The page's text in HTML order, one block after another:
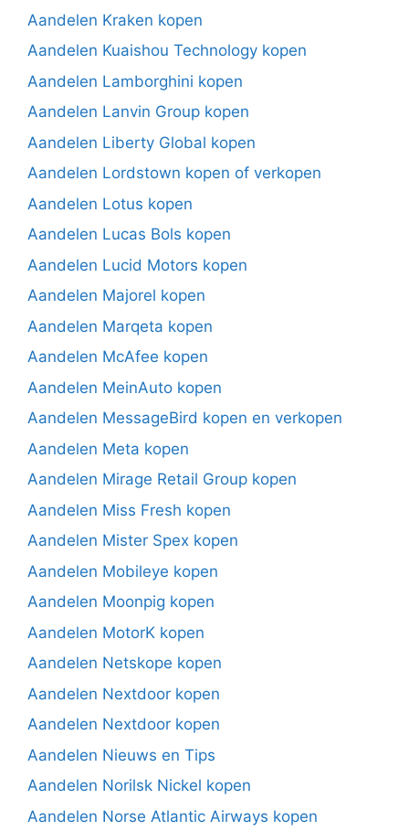
Aandelen Kraken kopen
Aandelen Kuaishou Technology kopen
Aandelen Lamborghini kopen
Aandelen Lanvin Group kopen
Aandelen Liberty Global kopen
Aandelen Lordstown kopen of verkopen
Aandelen Lotus kopen
Aandelen Lucas Bols kopen
Aandelen Lucid Motors kopen
Aandelen Majorel kopen
Aandelen Marqeta kopen
Aandelen McAfee kopen
Aandelen MeinAuto kopen
Aandelen MessageBird kopen en verkopen
Aandelen Meta kopen
Aandelen Mirage Retail Group kopen
Aandelen Miss Fresh kopen
Aandelen Mister Spex kopen
Aandelen Mobileye kopen
Aandelen Moonpig kopen
Aandelen MotorK kopen
Aandelen Netskope kopen
Aandelen Nextdoor kopen
Aandelen Nextdoor kopen
Aandelen Nieuws en Tips
Aandelen Norilsk Nickel kopen
Aandelen Norse Atlantic Airways kopen